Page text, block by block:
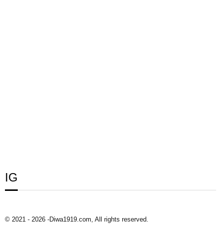
IG
© 2021 - 2026 -Diwa1919.com, All rights reserved.